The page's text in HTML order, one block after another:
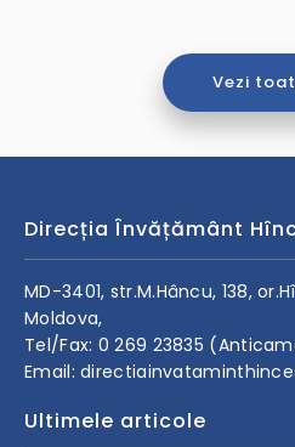
Vezi
Direcția Învățământ
MD-3401, str.M.Hâncu, 138,
Moldova,
Tel/Fax: 0 269 23835
Email:
Ultimele articole